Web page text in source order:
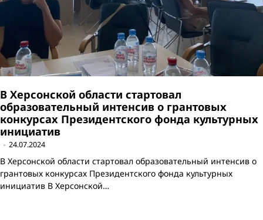
В Херсонской области стартовал
образовательный интенсив о грантовых
конкурсах Президентского фонда культурных
инициатив
24.07.2024
В Херсонской области стартовал образовательный интенсив о
грантовых конкурсах Президентского фонда культурных
инициатив В Херсонской…